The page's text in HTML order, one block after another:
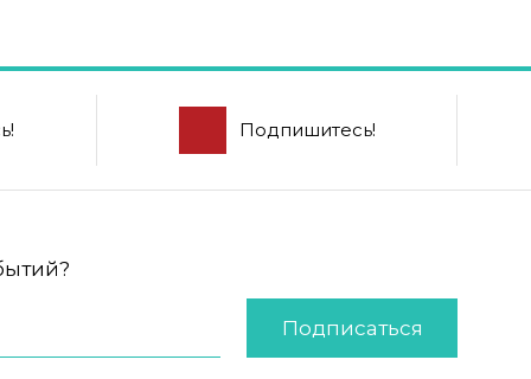
Подпишитесь!
Подписаться